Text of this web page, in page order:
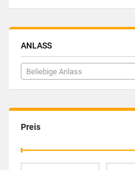
ANLASS
Beliebige Anlass
Preis